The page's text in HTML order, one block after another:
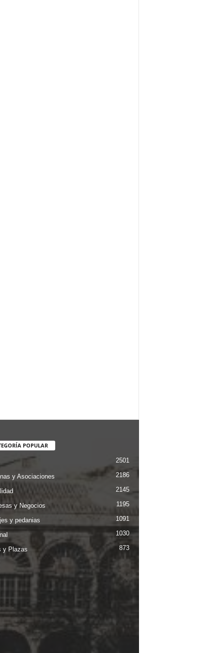
POPULAR
2501
y Asociaciones 2186
2145
y Negocios 1195
y pedanias 1091
1030
y Plazas 873